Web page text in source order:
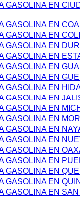
GASOLINA EN
GASOLINA EN
GASOLINA EN
GASOLINA EN
GASOLINA EN
GASOLINA EN
GASOLINA EN
GASOLINA EN
GASOLINA EN
GASOLINA EN
GASOLINA EN
GASOLINA EN
GASOLINA EN
GASOLINA EN
GASOLINA EN
GASOLINA EN
GASOLINA EN
GASOLINA EN SAN